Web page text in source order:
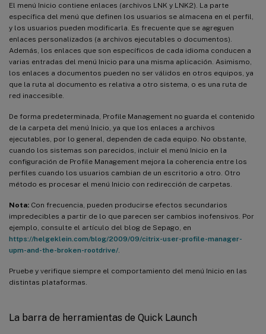
El menú Inicio contiene enlaces (archivos LNK y LNK2). La parte
específica del menú que definen los usuarios se almacena en el perfil,
y los usuarios pueden modificarla. Es frecuente que se agreguen
enlaces personalizados (a archivos ejecutables o documentos).
Además, los enlaces que son específicos de cada idioma conducen a
varias entradas del menú Inicio para una misma aplicación. Asimismo,
los enlaces a documentos pueden no ser válidos en otros equipos, ya
que la ruta al documento es relativa a otro sistema, o es una ruta de
red inaccesible.
De forma predeterminada, Profile Management no guarda el contenido
de la carpeta del menú Inicio, ya que los enlaces a archivos
ejecutables, por lo general, dependen de cada equipo. No obstante,
cuando los sistemas son parecidos, incluir el menú Inicio en la
configuración de Profile Management mejora la coherencia entre los
perfiles cuando los usuarios cambian de un escritorio a otro. Otro
método es procesar el menú Inicio con redirección de carpetas.
Nota: Con frecuencia, pueden producirse efectos secundarios
impredecibles a partir de lo que parecen ser cambios inofensivos. Por
ejemplo, consulte el artículo del blog de Sepago, en
https://helgeklein.com/blog/2009/09/citrix-user-profile-manager-
upm-and-the-broken-rootdrive/
Pruebe y verifique siempre el comportamiento del menú Inicio en las
distintas plataformas.
La barra de herramientas de Quick Launch